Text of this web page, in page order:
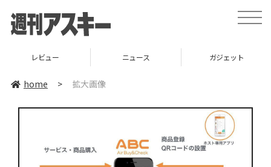
toggle
レビュー ニュース ガジェット
home > 拡大画像